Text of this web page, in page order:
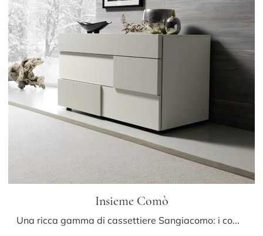
Insieme Comò
Una ricca gamma di cassettiere Sangiacomo: i comodini moderni in laccato opaco, come Insieme Comò, sono tra le soluzioni più belle.